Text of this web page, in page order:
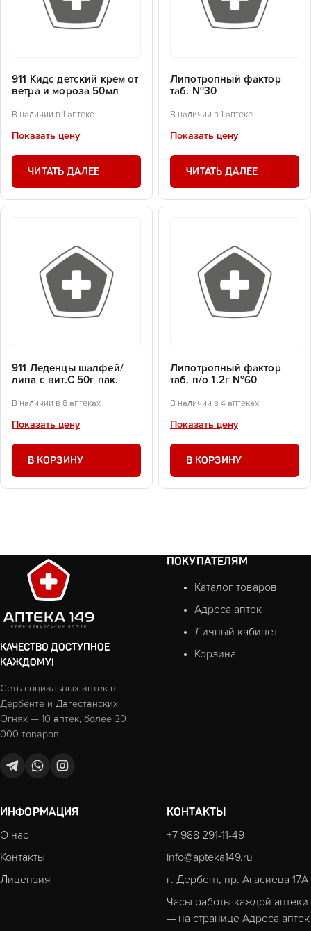
911 Кидс детский крем от
ветра и мороза 50мл
В наличии в 1 аптеке
Показать цену
ЧИТАТЬ ДАЛЕЕ
Липотропный фактор
таб. №30
В наличии в 1 аптеке
Показать цену
ЧИТАТЬ ДАЛЕЕ
911 Леденцы шалфей/
липа с вит.С 50г пак.
В наличии в 8 аптеках
Показать цену
В КОРЗИНУ
Липотропный фактор
таб. п/о 1.2г №60
В наличии в 4 аптеках
Показать цену
В КОРЗИНУ
КАЧЕСТВО ДОСТУПНОЕ
КАЖДОМУ!
Сеть социальных аптек в
Дербенте и Дагестанских
Огнях — 10 аптек, более 30
000 товаров.
ПОКУПАТЕЛЯМ
Каталог товаров
Адреса аптек
Личный кабинет
Корзина
ИНФОРМАЦИЯ
О нас
Контакты
Лицензия
КОНТАКТЫ
+7 988 291-11-49
info@apteka149.ru
г. Дербент, пр. Агасиева 17А
Часы работы каждой аптеки
— на странице Адреса аптек